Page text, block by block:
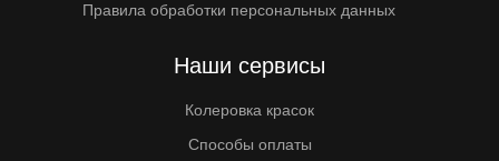
Правила обработки персональных данных
Наши сервисы
Колеровка красок
Способы оплаты